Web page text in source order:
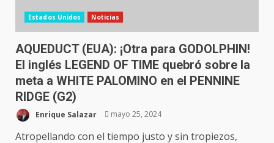
Estados Unidos Noticias
AQUEDUCT (EUA): ¡Otra para GODOLPHIN!
El inglés LEGEND OF TIME quebró sobre la
meta a WHITE PALOMINO en el PENNINE
RIDGE (G2)
Enrique Salazar mayo 25, 2024
Atropellando con el tiempo justo y sin tropiezos,